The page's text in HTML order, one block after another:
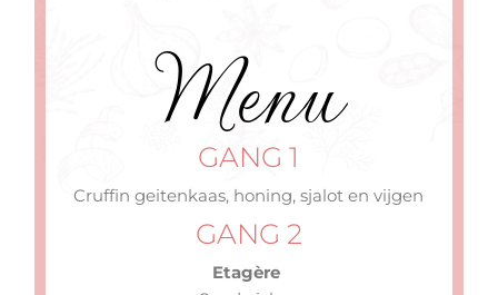
Menu
GANG 1
Cruffin geitenkaas, honing, sjalot en vijgen
GANG 2
Etagère